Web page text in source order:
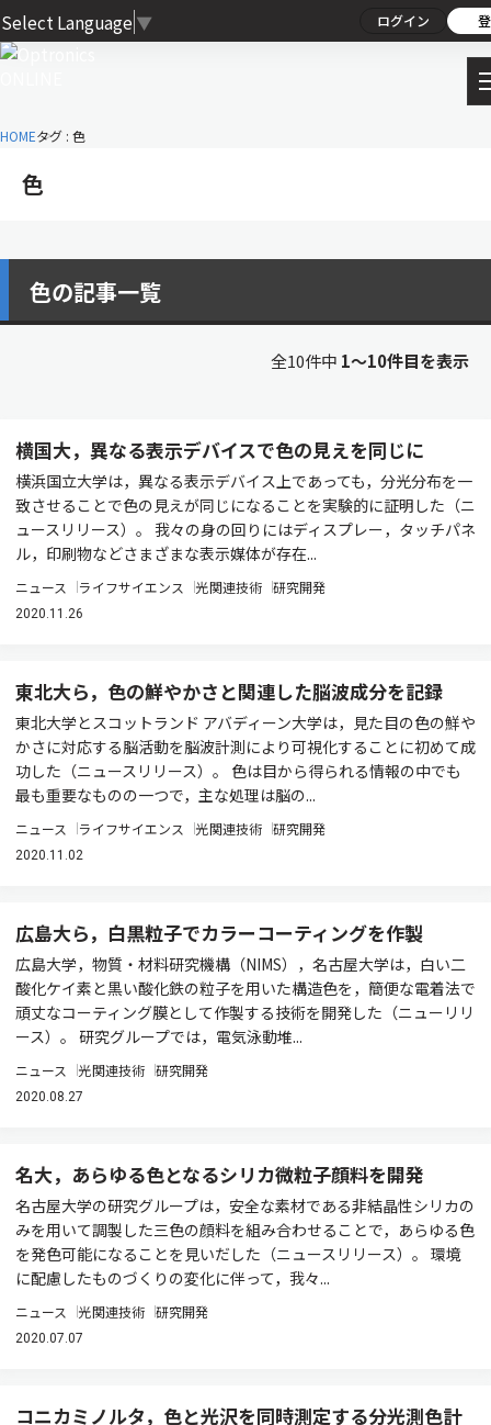
Select Language ▼ ログイン
HOMEタグ : 色
色
色の記事一覧
全10件中 1〜10件目を表示
横国大，異なる表示デバイスで色の見えを同じに
横浜国立大学は，異なる表示デバイス上であっても，分光分布を一
致させることで色の見えが同じになることを実験的に証明した（ニ
ュースリリース）。 我々の身の回りにはディスプレー，タッチパネ
ル，印刷物などさまざまな表示媒体が存在...
ニュース ライフサイエンス 光関連技術 研究開発
2020.11.26
東北大ら，色の鮮やかさと関連した脳波成分を記録
東北大学とスコットランド アバディーン大学は，見た目の色の鮮や
かさに対応する脳活動を脳波計測により可視化することに初めて成
功した（ニュースリリース）。 色は目から得られる情報の中でも
最も重要なものの一つで，主な処理は脳の...
ニュース ライフサイエンス 光関連技術 研究開発
2020.11.02
広島大ら，白黒粒子でカラーコーティングを作製
広島大学，物質・材料研究機構（NIMS），名古屋大学は，白い二
酸化ケイ素と黒い酸化鉄の粒子を用いた構造色を，簡便な電着法で
頑丈なコーティング膜として作製する技術を開発した（ニューリリ
ース）。 研究グループでは，電気泳動堆...
ニュース 光関連技術 研究開発
2020.08.27
名大，あらゆる色となるシリカ微粒子顔料を開発
名古屋大学の研究グループは，安全な素材である非結晶性シリカの
みを用いて調製した三色の顔料を組み合わせることで，あらゆる色
を発色可能になることを見いだした（ニュースリリース）。 環境
に配慮したものづくりの変化に伴って，我々...
ニュース 光関連技術 研究開発
2020.07.07
コニカミノルタ，色と光沢を同時測定する分光測色計